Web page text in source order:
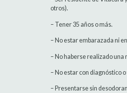
otros).
– Tener 35 años o más.
– No estar embarazada ni
– No haberse realizado
– No estar con diagnóstico
– Presentarse sin